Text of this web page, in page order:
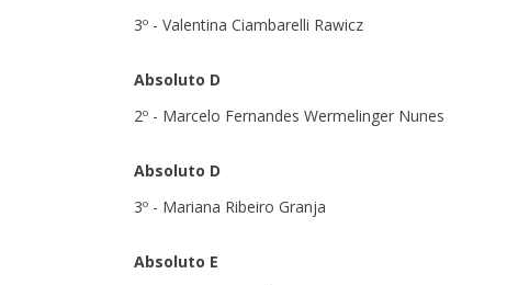
3º - Valentina Ciambarelli Rawicz
Absoluto D
2º - Marcelo Fernandes Wermelinger Nunes
Absoluto D
3º - Mariana Ribeiro Granja
Absoluto E